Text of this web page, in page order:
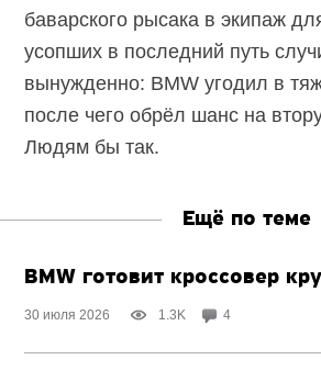
баварского рысака в экипаж
усопших в последний путь
вынужденно: BMW угодил в
после чего обрёл шанс на
Людям бы так.
Ещё по теме
BMW готовит кроссовер
30 июля 2026 1.3K 4